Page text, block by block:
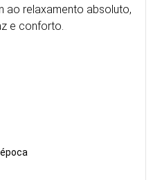
ao relaxamento absoluto,
e conforto.